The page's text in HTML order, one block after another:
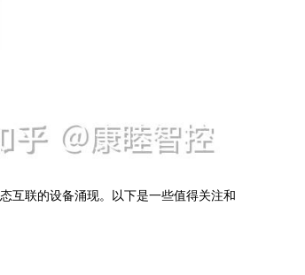
互联的设备涌现。以下是一些值得关注和